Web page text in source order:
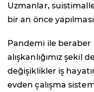
Uzmanlar,
bir an önce
Pandemi ile
alışkanlığımız şekil
değişiklikler iş
evden çalışma